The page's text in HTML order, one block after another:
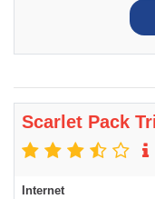
Scarlet Pack
Internet